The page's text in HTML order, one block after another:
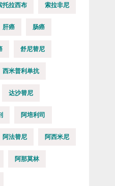
托拉西布 索拉非尼
肝癌 肠癌
舒尼替尼
西米普利单抗
达沙替尼
阿培利司
阿法替尼 阿西米尼
阿那莫林